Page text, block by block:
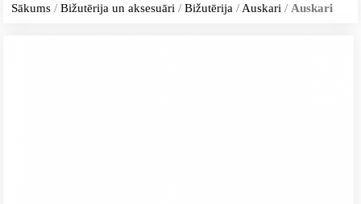
Sākums /Bižutērija un aksesuāri /Bižutērija / Auskari / Auskari